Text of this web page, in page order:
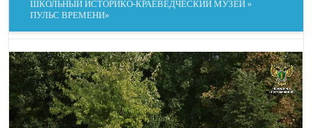
ШКОЛЬНЫЙ ИСТОРИКО-КРАЕВЕДЧЕСКИЙ МУЗЕЙ »
ПУЛЬС ВРЕМЕНИ»
СКРЫТЬ
ИЗОБРАЖЕНИЯ
ПОДСВЕТИТЬ
ССЫЛКИ